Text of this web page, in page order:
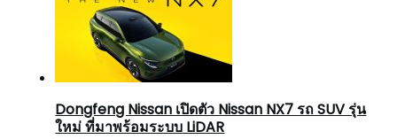
Dongfeng Nissan เปิดตัว Nissan NX7 รถ SUV รุ่น
ใหม่ ที่มาพร้อมระบบ LiDAR